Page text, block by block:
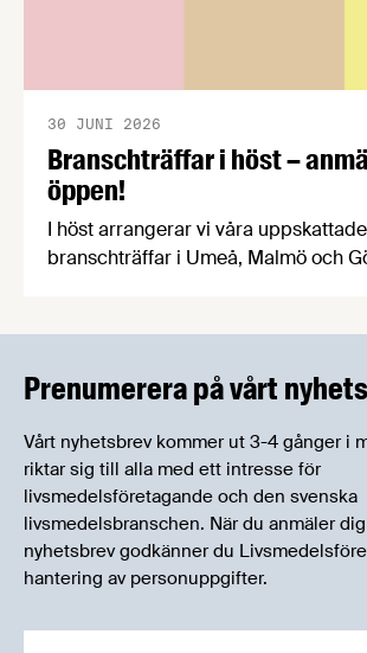
Branschträffar i höst –
öppen!
30 JUNI 2026
I höst arrangerar vi våra uppskattade
branschträffar i Umeå, Malmö och
Prenumerera på vårt
Vårt nyhetsbrev kommer ut 3-4 gånger i
riktar sig till alla med ett intresse för
livsmedelsföretagande och den svenska
livsmedelsbranschen. När du anmäler
nyhetsbrev godkänner du
hantering av personuppgifter.